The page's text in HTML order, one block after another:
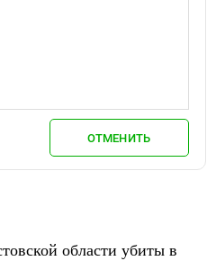
ОТМЕНИТЬ
области убиты в